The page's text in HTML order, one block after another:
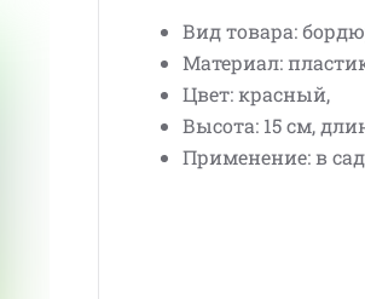
Вид товара:
Материал:
Цвет: красный,
Высота: 15 см,
Применение: в